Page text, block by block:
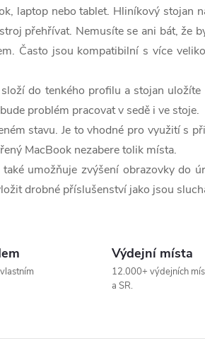
laptop nebo tablet. Hliníkový stojan
přehřívat. Nemusíte se ani bát, že
Často jsou kompatibilní s více
do tenkého profilu a stojan
problém pracovat v sedě i ve stoje.
stavu. Je to vhodné pro využití s
MacBook nezabere tolik místa.
umožňuje zvýšení obrazovky do
drobné příslušenství jako jsou
Výdejní místa
12.000+ výdejních
a SR.